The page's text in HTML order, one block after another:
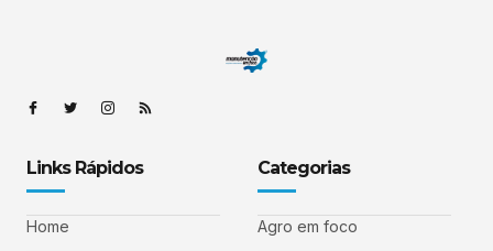
Links Rápidos
Home
Categorias
Agro em foco